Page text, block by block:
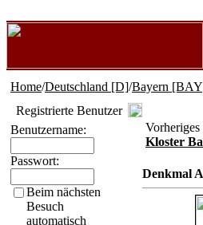
Home/Deutschland [D]/Bayern
Registrierte Benutzer
Benutzername:
Passwort:
Beim nächsten
Besuch
automatisch
Kloster
Denkmal